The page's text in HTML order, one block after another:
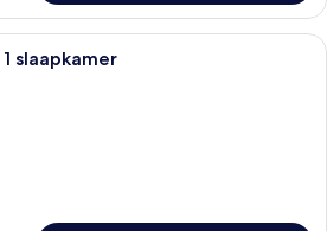
Een hotelkamer met twee bedden,
slaapkamer